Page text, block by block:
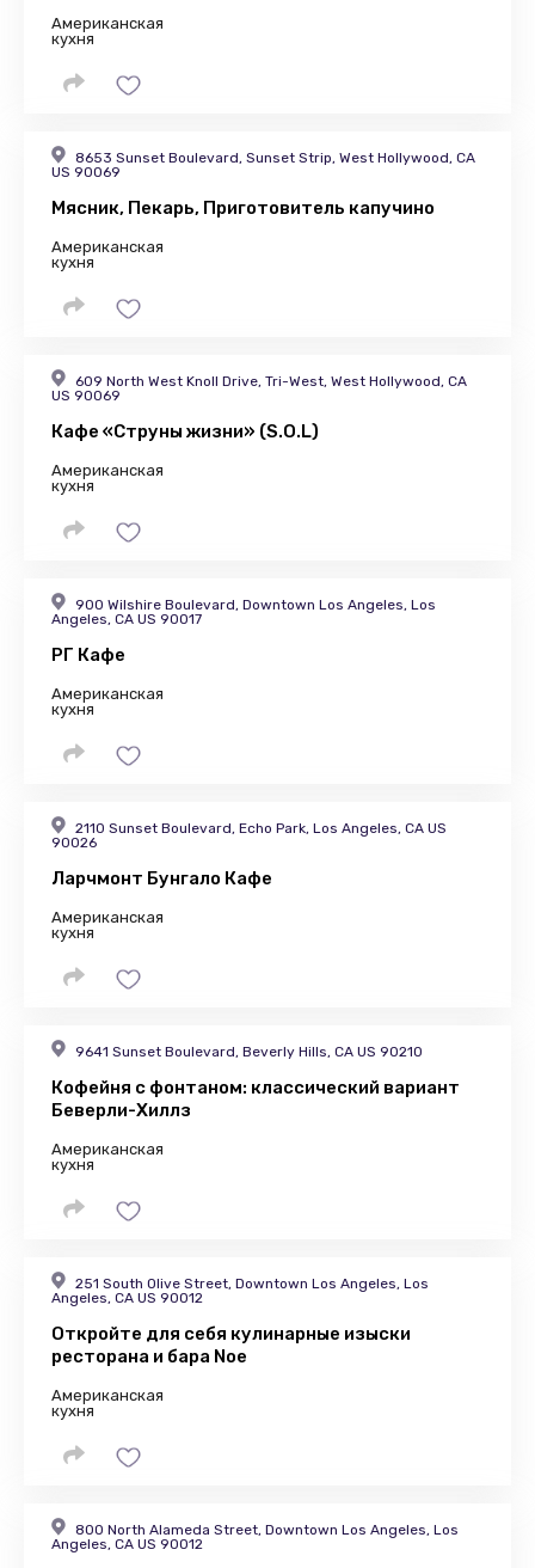
Американская
кухня
8653 Sunset Boulevard, Sunset Strip, West Hollywood, CA
US 90069
Мясник, Пекарь, Приготовитель капучино
Американская
кухня
609 North West Knoll Drive, Tri-West, West Hollywood, CA
US 90069
Кафе «Струны жизни» (S.O.L)
Американская
кухня
900 Wilshire Boulevard, Downtown Los Angeles, Los
Angeles, CA US 90017
РГ Кафе
Американская
кухня
2110 Sunset Boulevard, Echo Park, Los Angeles, CA US
90026
Ларчмонт Бунгало Кафе
Американская
кухня
9641 Sunset Boulevard, Beverly Hills, CA US 90210
Кофейня с фонтаном: классический вариант
Беверли-Хиллз
Американская
кухня
251 South Olive Street, Downtown Los Angeles, Los
Angeles, CA US 90012
Откройте для себя кулинарные изыски
ресторана и бара Noe
Американская
кухня
800 North Alameda Street, Downtown Los Angeles, Los
Angeles, CA US 90012